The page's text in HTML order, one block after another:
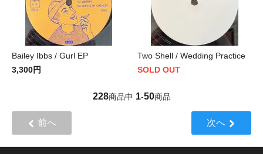
Bailey Ibbs / Gurl EP
3,300円
Two Shell / Wedding Practice
SOLD OUT
228商品中 1-50商品
前へ 次へ